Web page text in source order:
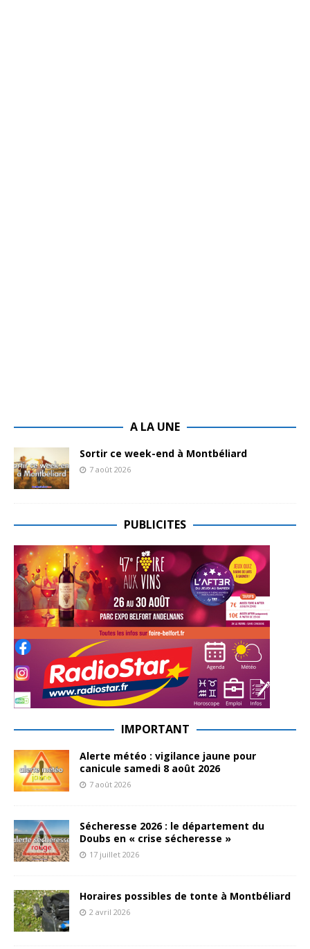
A LA UNE
Sortir ce week-end à Montbéliard
7 août 2026
PUBLICITES
IMPORTANT
Alerte météo : vigilance jaune pour
canicule samedi 8 août 2026
7 août 2026
Sécheresse 2026 : le département du
Doubs en « crise sécheresse »
17 juillet 2026
Horaires possibles de tonte à Montbéliard
2 avril 2026